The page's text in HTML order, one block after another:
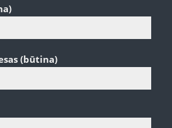
(būtina)